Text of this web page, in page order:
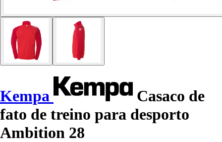
Kempa
Casaco de
fato de treino para desporto
Ambition 28